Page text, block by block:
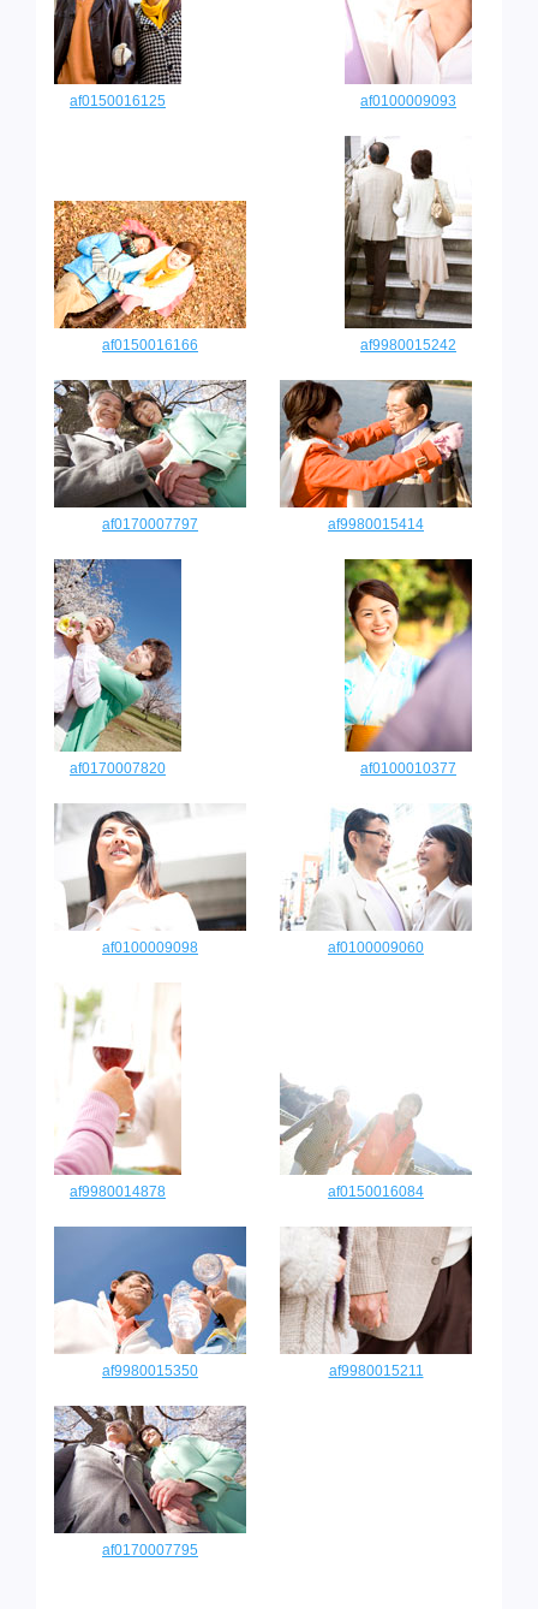
af0150016125 af0100009093
af0150016166 af9980015242
af0170007797 af9980015414
af0170007820 af0100010377
af0100009098 af0100009060
af9980014878 af0150016084
af9980015350 af9980015211
af0170007795